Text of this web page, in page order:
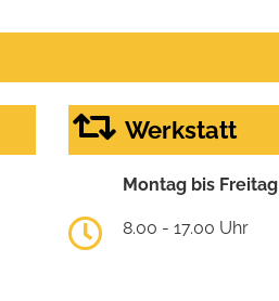
Werkstatt
Montag bis Freitag
8.00 - 17.00 Uhr